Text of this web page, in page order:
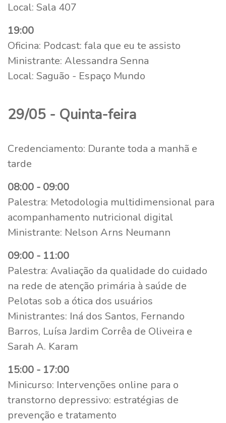
Local: Sala 407
19:00
Oficina: Podcast: fala que eu te assisto
Ministrante: Alessandra Senna
Local: Saguão - Espaço Mundo
29/05 - Quinta-feira
Credenciamento: Durante toda a manhã e
tarde
08:00 - 09:00
Palestra: Metodologia multidimensional para
acompanhamento nutricional digital
Ministrante: Nelson Arns Neumann
09:00 - 11:00
Palestra: Avaliação da qualidade do cuidado
na rede de atenção primária à saúde de
Pelotas sob a ótica dos usuários
Ministrantes: Iná dos Santos, Fernando
Barros, Luísa Jardim Corrêa de Oliveira e
Sarah A. Karam
15:00 - 17:00
Minicurso: Intervenções online para o
transtorno depressivo: estratégias de
prevenção e tratamento